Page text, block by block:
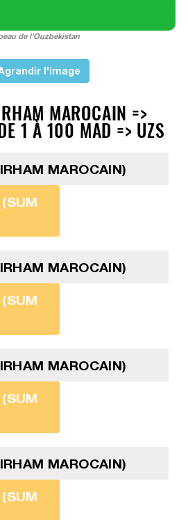
de l'Ouzbékistan
l'image
MAROCAIN =>
1 À 100 MAD => UZS
MAROCAIN)
MAROCAIN)
MAROCAIN)
MAROCAIN)